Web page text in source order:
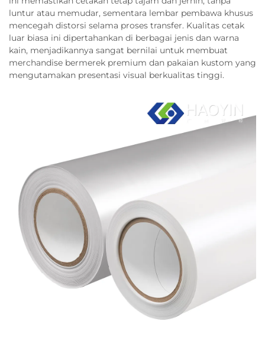
luntur atau memudar, sementara lembar pembawa khusus
mencegah distorsi selama proses transfer. Kualitas cetak
luar biasa ini dipertahankan di berbagai jenis dan warna
kain, menjadikannya sangat bernilai untuk membuat
merchandise bermerek premium dan pakaian kustom yang
mengutamakan presentasi visual berkualitas tinggi.